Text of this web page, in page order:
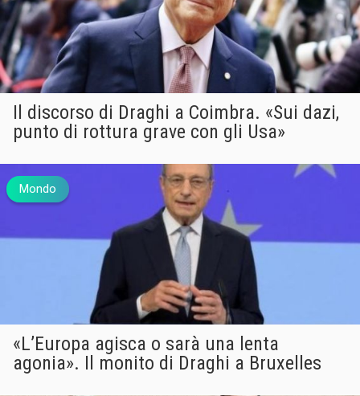
Il discorso di Draghi a Coimbra. «Sui dazi,
punto di rottura grave con gli Usa»
Mondo
«L’Europa agisca o sarà una lenta
agonia». Il monito di Draghi a Bruxelles